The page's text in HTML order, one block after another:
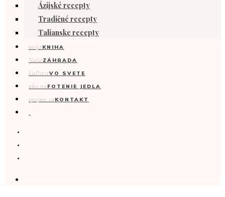
Ázijské recepty
Tradičné recepty
Talianske recepty
moja KNIHA
Naša ZÁHRADA
LaPetitVO SVETE
ako na FOTENIE JEDLA
spojme sa KONTAKT